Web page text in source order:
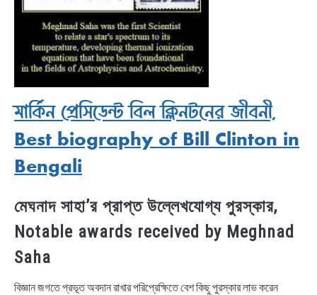
মার্কিন প্রেসিডেন্ট বিল ক্লিনটনের জীবনী,
Best biography of Bill Clinton in
Bengali
মেঘনাদ সাহা’র প্রাপ্ত উল্লেখযোগ্য পুরস্কার,
Notable awards received by Meghnad
Saha
বিজ্ঞান জগতে প্রভূত অবদান রাখার পরিপ্রেক্ষিতে বেশ কিছু পুরস্কার লাভ করেন